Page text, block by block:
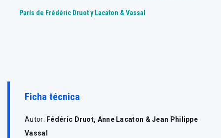
París de Frédéric Druot y Lacaton & Vassal
Ficha técnica
Autor: Fédéric Druot, Anne Lacaton & Jean Philippe
Vassal